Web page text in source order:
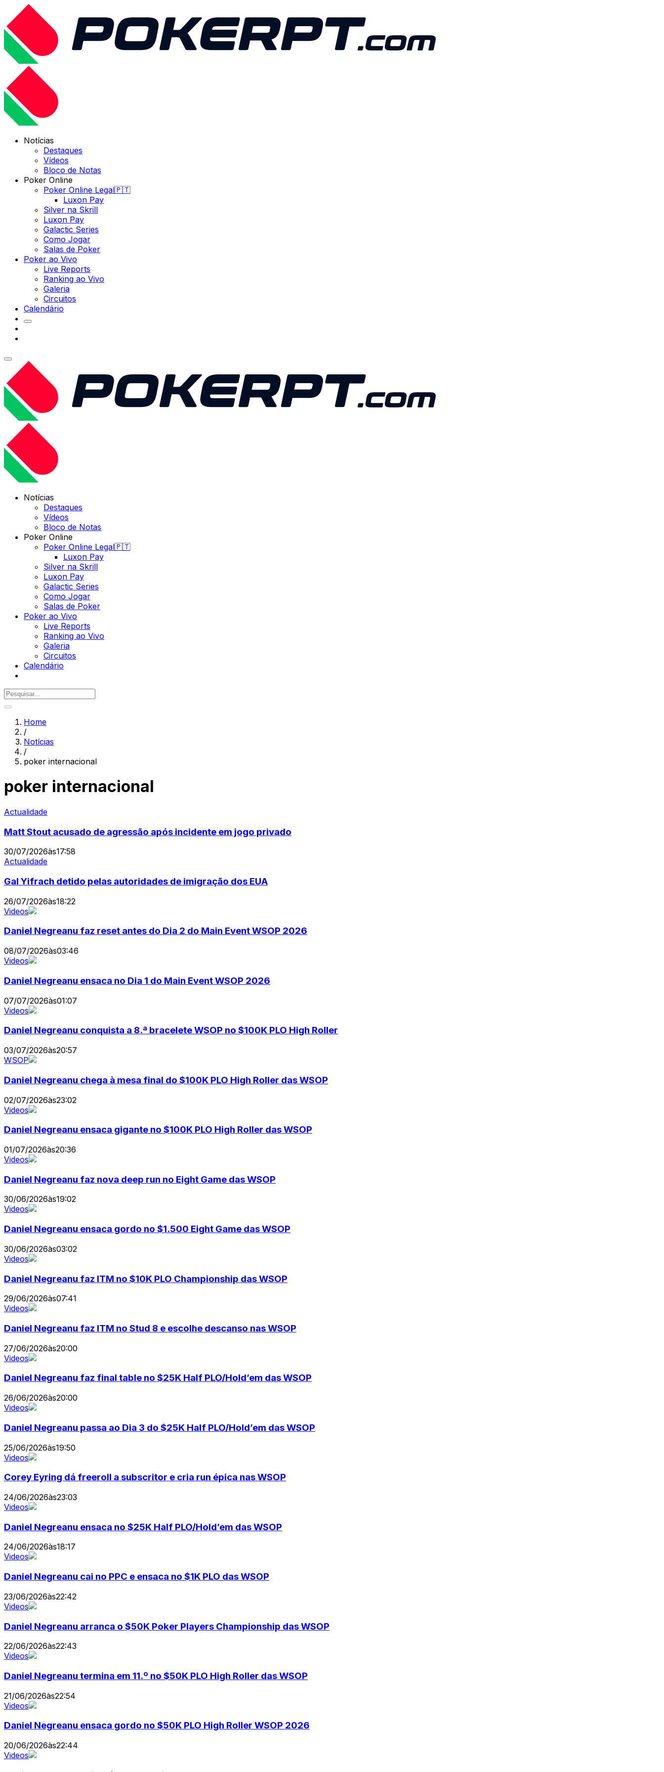
Notícias
Destaques
Vídeos
Bloco de Notas
Poker Online
Poker Online Legal🇵🇹
Luxon Pay
Silver na Skrill
Luxon Pay
Galactic Series
Como Jogar
Salas de Poker
Poker ao Vivo
Live Reports
Ranking ao Vivo
Galeria
Circuitos
Calendário
Notícias
Destaques
Vídeos
Bloco de Notas
Poker Online
Poker Online Legal🇵🇹
Luxon Pay
Silver na Skrill
Luxon Pay
Galactic Series
Como Jogar
Salas de Poker
Poker ao Vivo
Live Reports
Ranking ao Vivo
Galeria
Circuitos
Calendário
Home
/
Notícias
/
poker internacional
poker internacional
Actualidade
Matt Stout acusado de agressão após incidente em jogo privado
30/07/2026às17:58
Actualidade
Gal Yifrach detido pelas autoridades de imigração dos EUA
26/07/2026às18:22
Videos
Daniel Negreanu faz reset antes do Dia 2 do Main Event WSOP 2026
08/07/2026às03:46
Videos
Daniel Negreanu ensaca no Dia 1 do Main Event WSOP 2026
07/07/2026às01:07
Videos
Daniel Negreanu conquista a 8.ª bracelete WSOP no $100K PLO High Roller
03/07/2026às20:57
WSOP
Daniel Negreanu chega à mesa final do $100K PLO High Roller das WSOP
02/07/2026às23:02
Videos
Daniel Negreanu ensaca gigante no $100K PLO High Roller das WSOP
01/07/2026às20:36
Videos
Daniel Negreanu faz nova deep run no Eight Game das WSOP
30/06/2026às19:02
Videos
Daniel Negreanu ensaca gordo no $1.500 Eight Game das WSOP
30/06/2026às03:02
Videos
Daniel Negreanu faz ITM no $10K PLO Championship das WSOP
29/06/2026às07:41
Videos
Daniel Negreanu faz ITM no Stud 8 e escolhe descanso nas WSOP
27/06/2026às20:00
Videos
Daniel Negreanu faz final table no $25K Half PLO/Hold’em das WSOP
26/06/2026às20:00
Videos
Daniel Negreanu passa ao Dia 3 do $25K Half PLO/Hold’em das WSOP
25/06/2026às19:50
Videos
Corey Eyring dá freeroll a subscritor e cria run épica nas WSOP
24/06/2026às23:03
Videos
Daniel Negreanu ensaca no $25K Half PLO/Hold’em das WSOP
24/06/2026às18:17
Videos
Daniel Negreanu cai no PPC e ensaca no $1K PLO das WSOP
23/06/2026às22:42
Videos
Daniel Negreanu arranca o $50K Poker Players Championship das WSOP
22/06/2026às22:43
Videos
Daniel Negreanu termina em 11.º no $50K PLO High Roller das WSOP
21/06/2026às22:54
Videos
Daniel Negreanu ensaca gordo no $50K PLO High Roller WSOP 2026
20/06/2026às22:44
Videos